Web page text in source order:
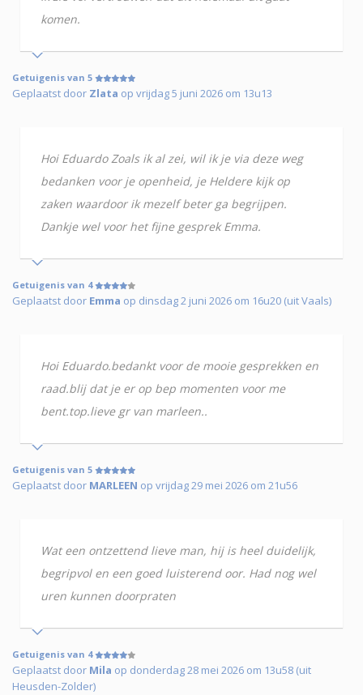
komen.
Getuigenis van 5
Geplaatst door Zlata op vrijdag 5 juni 2026 om 13u13
Hoi Eduardo Zoals ik al zei, wil ik je via deze weg
bedanken voor je openheid, je Heldere kijk op
zaken waardoor ik mezelf beter ga begrijpen.
Dankje wel voor het fijne gesprek Emma.
Getuigenis van 4
Geplaatst door Emma op dinsdag 2 juni 2026 om 16u20 (uit Vaals)
Hoi Eduardo.bedankt voor de mooie gesprekken en
raad.blij dat je er op bep momenten voor me
bent.top.lieve gr van marleen..
Getuigenis van 5
Geplaatst door MARLEEN op vrijdag 29 mei 2026 om 21u56
Wat een ontzettend lieve man, hij is heel duidelijk,
begripvol en een goed luisterend oor. Had nog wel
uren kunnen doorpraten
Getuigenis van 4
Geplaatst door Mila op donderdag 28 mei 2026 om 13u58 (uit
Heusden-Zolder)